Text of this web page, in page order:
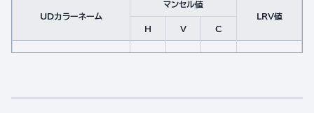
UDカラーネーム
マンセル値
LRV値
H
V C